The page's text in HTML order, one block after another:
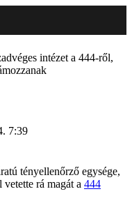
intézet a 444-ről,
7:39
tényellenőrző egysége,
rá magát a 444